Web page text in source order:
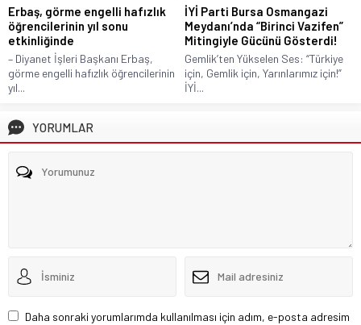
Erbaş, görme engelli hafızlık
öğrencilerinin yıl sonu
etkinliğinde
– Diyanet İşleri Başkanı Erbaş,
görme engelli hafızlık öğrencilerinin
yıl...
İYİ Parti Bursa Osmangazi
Meydanı’nda “Birinci Vazifen”
Mitingiyle Gücünü Gösterdi!
Gemlik’ten Yükselen Ses: “Türkiye
için, Gemlik için, Yarınlarımız için!”
İYİ...
YORUMLAR
Daha sonraki yorumlarımda kullanılması için adım, e-posta adresim